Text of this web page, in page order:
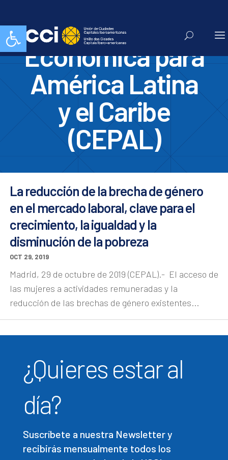
Abrir barra de herramientasComisión
Económica para
América Latina
y el Caribe
(CEPAL)
La reducción de la brecha de género
en el mercado laboral, clave para el
crecimiento, la igualdad y la
disminución de la pobreza
OCT 29, 2019
Madrid, 29 de octubre de 2019 (CEPAL).- El acceso de
las mujeres a actividades remuneradas y la
reducción de las brechas de género existentes...
¿Quieres estar al
día?
Suscríbete a nuestra Newsletter y
recibirás mensualmente todos los